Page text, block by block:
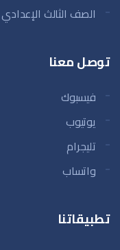
الصف الثالث الإعدادي
توصل معنا
فيسبوك
يوتيوب
تليجرام
واتساب
تطبيقاتنا